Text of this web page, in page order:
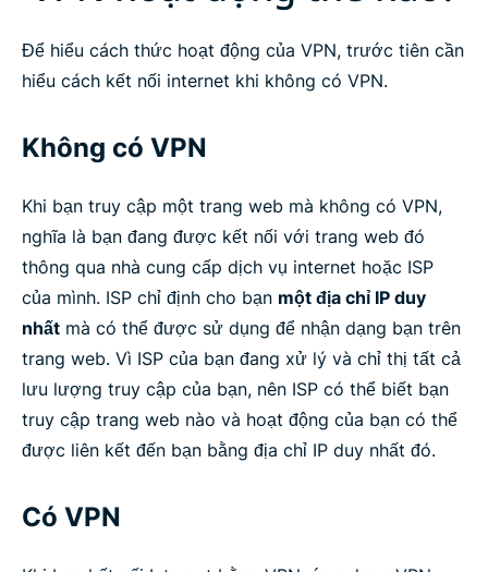
Để hiểu cách thức hoạt động của VPN, trước tiên cần
hiểu cách kết nối internet khi không có VPN.
Không có VPN
Khi bạn truy cập một trang web mà không có VPN,
nghĩa là bạn đang được kết nối với trang web đó
thông qua nhà cung cấp dịch vụ internet hoặc ISP
của mình. ISP chỉ định cho bạn một địa chỉ IP duy
nhất mà có thể được sử dụng để nhận dạng bạn trên
trang web. Vì ISP của bạn đang xử lý và chỉ thị tất cả
lưu lượng truy cập của bạn, nên ISP có thể biết bạn
truy cập trang web nào và hoạt động của bạn có thể
được liên kết đến bạn bằng địa chỉ IP duy nhất đó.
Có VPN